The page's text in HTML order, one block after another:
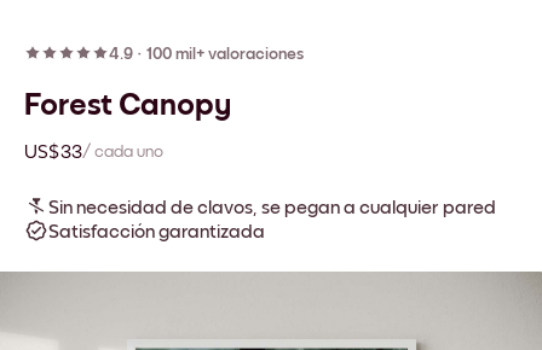
4.9 · 100 mil+ valoraciones
Forest Canopy
US$33/ cada uno
Sin necesidad de clavos, se pegan a cualquier pared
Satisfacción garantizada